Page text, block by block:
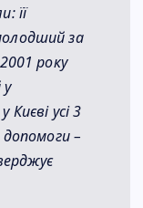
її
за
року
усі 3
–